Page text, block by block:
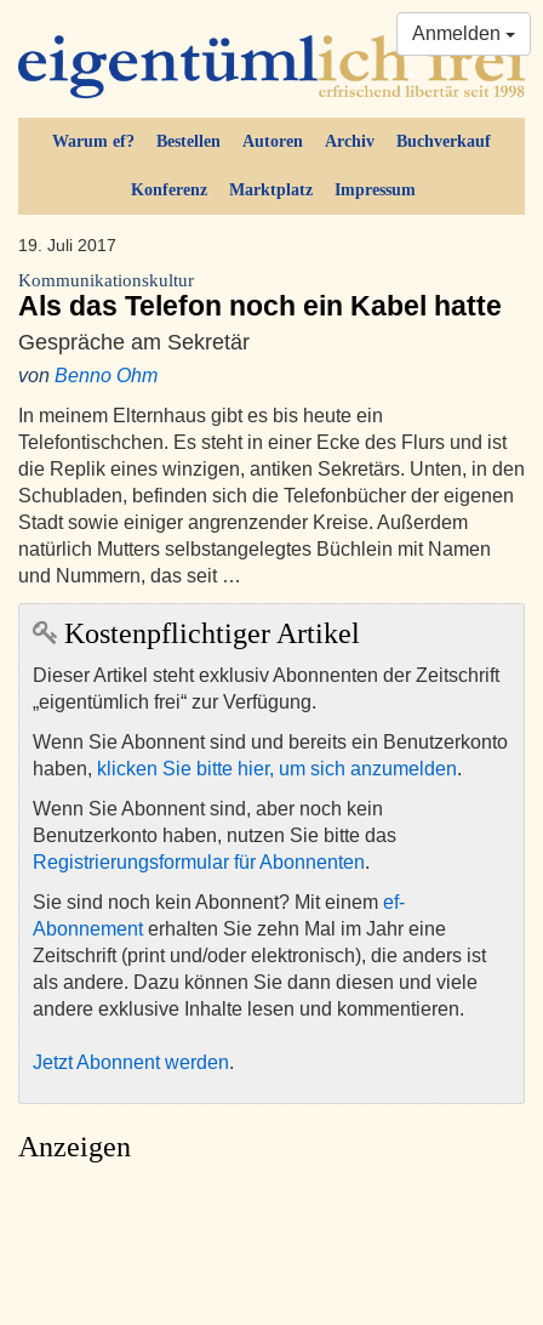
Warum ef? Bestellen Autoren Archiv Buchverkauf
Konferenz Marktplatz Impressum
Anmelden
19. Juli 2017
Kommunikationskultur
Als das Telefon noch ein Kabel hatte
Gespräche am Sekretär
von Benno Ohm
In meinem Elternhaus gibt es bis heute ein
Telefontischchen. Es steht in einer Ecke des Flurs und ist
die Replik eines winzigen, antiken Sekretärs. Unten, in den
Schubladen, befinden sich die Telefonbücher der eigenen
Stadt sowie einiger angrenzender Kreise. Außerdem
natürlich Mutters selbstangelegtes Büchlein mit Namen
und Nummern, das seit …
Kostenpflichtiger Artikel
Dieser Artikel steht exklusiv Abonnenten der Zeitschrift
„eigentümlich frei“ zur Verfügung.
Wenn Sie Abonnent sind und bereits ein Benutzerkonto
haben, klicken Sie bitte hier, um sich anzumelden.
Wenn Sie Abonnent sind, aber noch kein
Benutzerkonto haben, nutzen Sie bitte das
Registrierungsformular für Abonnenten.
Sie sind noch kein Abonnent? Mit einem ef-
Abonnementerhalten Sie zehn Mal im Jahr eine
Zeitschrift (print und/oder elektronisch), die anders ist
als andere. Dazu können Sie dann diesen und viele
andere exklusive Inhalte lesen und kommentieren.
Jetzt Abonnent werden.
Anzeigen